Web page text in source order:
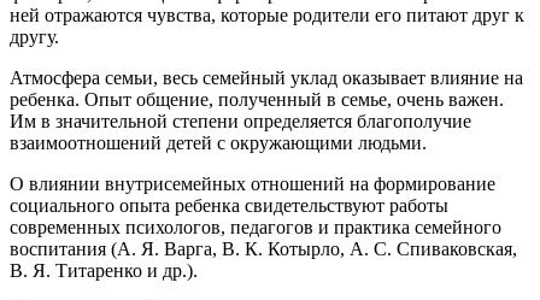
ней отражаются чувства, которые родители его питают друг к
другу.
Атмосфера семьи, весь семейный уклад оказывает влияние на
ребенка. Опыт общение, полученный в семье, очень важен.
Им в значительной степени определяется благополучие
взаимоотношений детей с окружающими людьми.
О влиянии внутрисемейных отношений на формирование
социального опыта ребенка свидетельствуют работы
современных психологов, педагогов и практика семейного
воспитания (А. Я. Варга, В. К. Котырло, А. С. Спиваковская,
В. Я. Титаренко и др.).